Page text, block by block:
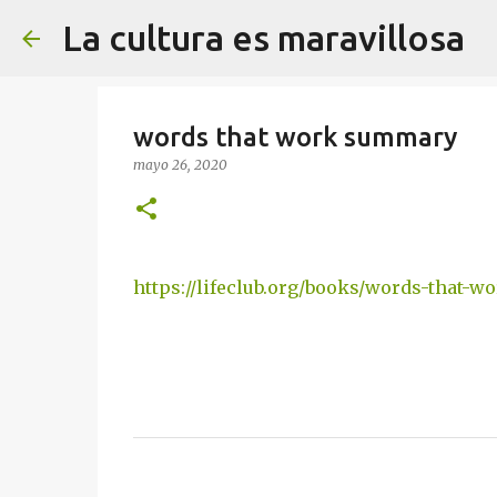
La cultura es maravillosa
words that work summary
mayo 26, 2020
https://lifeclub.org/books/words-that-